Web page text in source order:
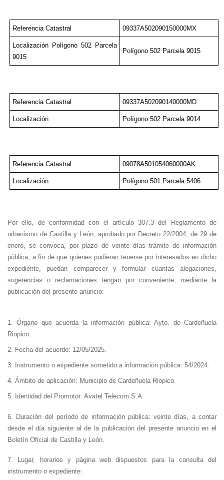
Referencia Catastral 09337A502090150000MX
Localización Polígono 502 Parcela
9015
Polígono 502 Parcela 9015
Referencia Catastral 09337A502090140000MD
Localización Polígono 502 Parcela 9014
Referencia Catastral 09078A501054060000AK
Localización Polígono 501 Parcela 5406
Por ello, de conformidad con el artículo 307.3 del Reglamento de
urbanismo de Castilla y León, aprobado por Decreto 22/2004, de 29 de
enero, se convoca, por plazo de veinte días trámite de información
pública, a fin de que quienes pudieran tenerse por interesados en dicho
expediente, puedan comparecer y formular cuantas alegaciones,
sugerencias o reclamaciones tengan por conveniente, mediante la
publicación del presente anuncio:
1. Órgano que acuerda la información pública: Ayto. de Cardeñuela
Riopico.
2. Fecha del acuerdo: 12/05/2025.
3. Instrumento o expediente sometido a información pública: 54/2024.
4. Ámbito de aplicación: Municipio de Cardeñuela Riopico.
5. Identidad del Promotor: Avatel Telecom S.A.
6. Duración del período de información pública: veinte días, a contar
desde el día siguiente al de la publicación del presente anuncio en el
Boletín Oficial de Castilla y León.
7. Lugar, horarios y página web dispuestos para la consulta del
instrumento o expediente: